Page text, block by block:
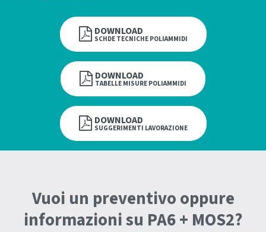
DOWNLOAD
SCHDE TECNICHE POLIAMMIDI
DOWNLOAD
TABELLE MISURE POLIAMMIDI
DOWNLOAD
SUGGERIMENTI LAVORAZIONE
Vuoi un preventivo oppure
informazioni su PA6 + MOS2?